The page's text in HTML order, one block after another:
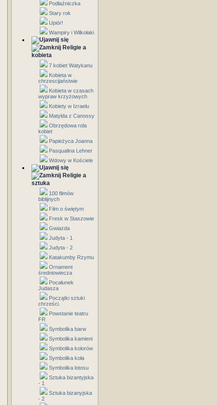
Podłaźniczka
Stary rok
Upiór!
Wampiry i Wilkołaki
Religie a
kobieta
7 kobiet Watykanu
Kobieta w
chrzescijaństwie
Kobieta w czasach
wypraw krzyżowych
Kobiety w Izraelu
Matylda z Canossy
Obrzędowa rola
kobiet
Papieżyca Joanna
Pasqualina Lehner
Wdowy w Kościele
Religie a
sztuka
100 filmów
biblijnych
Film o świętym
Fresk w Staszowie
Gwiazda
Judyta - 1
Judyta - 2
Katakumby Rzymu
Ornament
średniowiecza
Pocałunek
Judasza
Początki sztuki
chrześci.
Powstanie teatru
FR
Symbolika barw
Symbolika kamieni
Symbolika kolorów
Symbolika koła
Symbolika lotosu
Sztuka bizantyjska
- 1
Sztuka bizanyjska
- 2